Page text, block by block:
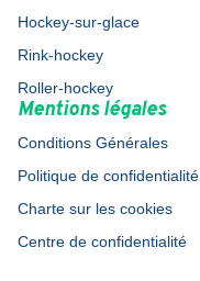
Hockey-sur-glace
Rink-hockey
Roller-hockey
Mentions légales
Conditions Générales
Politique de confidentialité
Charte sur les cookies
Centre de confidentialité